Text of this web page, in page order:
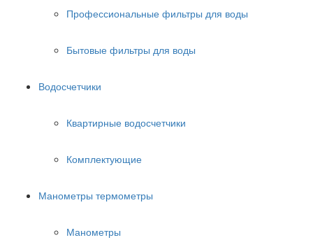
Профессиональные фильтры для воды
Бытовые фильтры для воды
Водосчетчики
Квартирные водосчетчики
Комплектующие
Манометры термометры
Манометры